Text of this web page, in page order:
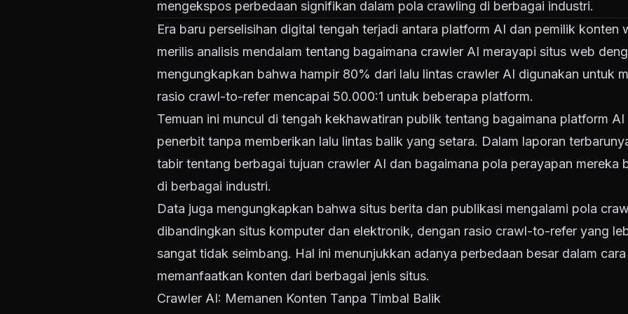
mengekspos perbedaan signifikan dalam pola crawling di berbagai industri.
Era baru perselisihan digital tengah terjadi antara platform AI dan pemilik konten
merilis analisis mendalam tentang bagaimana crawler AI merayapi situs web
mengungkapkan bahwa hampir 80% dari lalu lintas crawler AI digunakan untuk
rasio crawl-to-refer mencapai 50.000:1 untuk beberapa platform.
Temuan ini muncul di tengah kekhawatiran publik tentang bagaimana platform
penerbit tanpa memberikan lalu lintas balik yang setara. Dalam laporan
tabir tentang berbagai tujuan crawler AI dan bagaimana pola perayapan mereka
di berbagai industri.
Data juga mengungkapkan bahwa situs berita dan publikasi mengalami pola
dibandingkan situs komputer dan elektronik, dengan rasio crawl-to-refer yang
sangat tidak seimbang. Hal ini menunjukkan adanya perbedaan besar dalam
memanfaatkan konten dari berbagai jenis situs.
Crawler AI: Memanen Konten Tanpa Timbal Balik